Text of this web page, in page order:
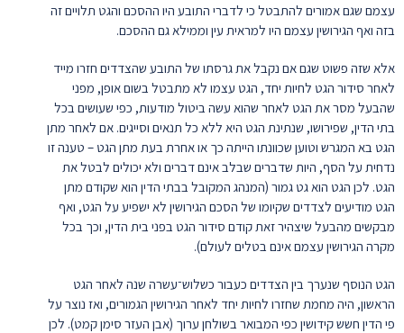
עצמם שגם אמורים להתבטל כי לדברי התובע היו ההסכם והגט תלויים זה
בזה ואף הגירושין עצמם היו למראית עין וממילא גם ההסכם.
אלא שזה פשוט שגם אם נקבל את גרסתו של התובע שהצדדים חזרו מייד
לאחר סידור הגט לחיות יחד, הגט עצמו לא מתבטל בשום אופן, מפני
שהבעל מסר את הגט לאחר שהוא עשה ביטול מודעות, כפי שעושים בכל
בתי הדין, שפירושו, שנתינת הגט היא ללא כל תנאים וסייגים. אם לאחר מתן
הגט בא המגרש וטוען שכוונתו הייתה כך או אחרת בעת מתן הגט – טענה זו
נדחית על הסף, היות שדברים שבלב אינם דברים ולא יכולים לבטל את
הגט. לכן הגט הוא גט גמור (המנהג המקובל בבתי הדין הוא שקודם מתן
הגט מודיעים לצדדים שקיומו של הסכם הגירושין לא ישפיע על הגט, ואף
מבקשים מהבעל שיצהיר זאת קודם סידור הגט בפני בית הדין, וכך בכל
מקרה הגירושין עצמם אינם בטלים לעולם).
הגט הנוסף שנערך בין הצדדים כעבור כשלוש־עשרה שנה לאחר הגט
הראשון, היה מחמת שחזרו לחיות יחד לאחר הגירושין הגמורים, ואז נוצר על
פי הדין חשש קידושין כפי המבואר בשולחן ערוך (אבן העזר סימן קמט). לכן